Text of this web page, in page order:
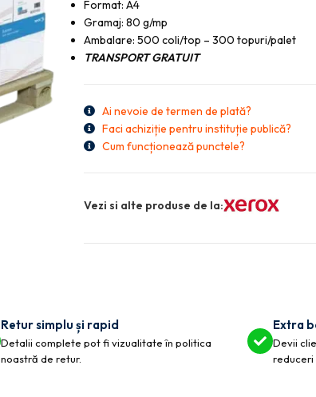
Format: A4
Gramaj: 80 g/mp
Ambalare: 500 coli/top – 300 topuri/palet
TRANSPORT GRATUIT
Ai nevoie de termen de plată?
Faci achiziție pentru instituție publică?
Cum funcționează punctele?
Vezi si alte produse de la:
Retur simplu și rapid
Detalii complete pot fi vizualitate în politica
noastră de retur.
Extra
Devii
reduceri